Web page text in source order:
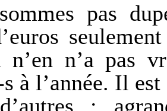
pas
n’a pas
à l’année. Il
: